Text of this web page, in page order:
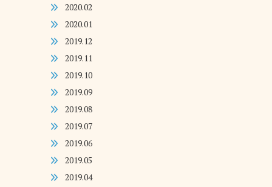
2020.02
2020.01
2019.12
2019.11
2019.10
2019.09
2019.08
2019.07
2019.06
2019.05
2019.04